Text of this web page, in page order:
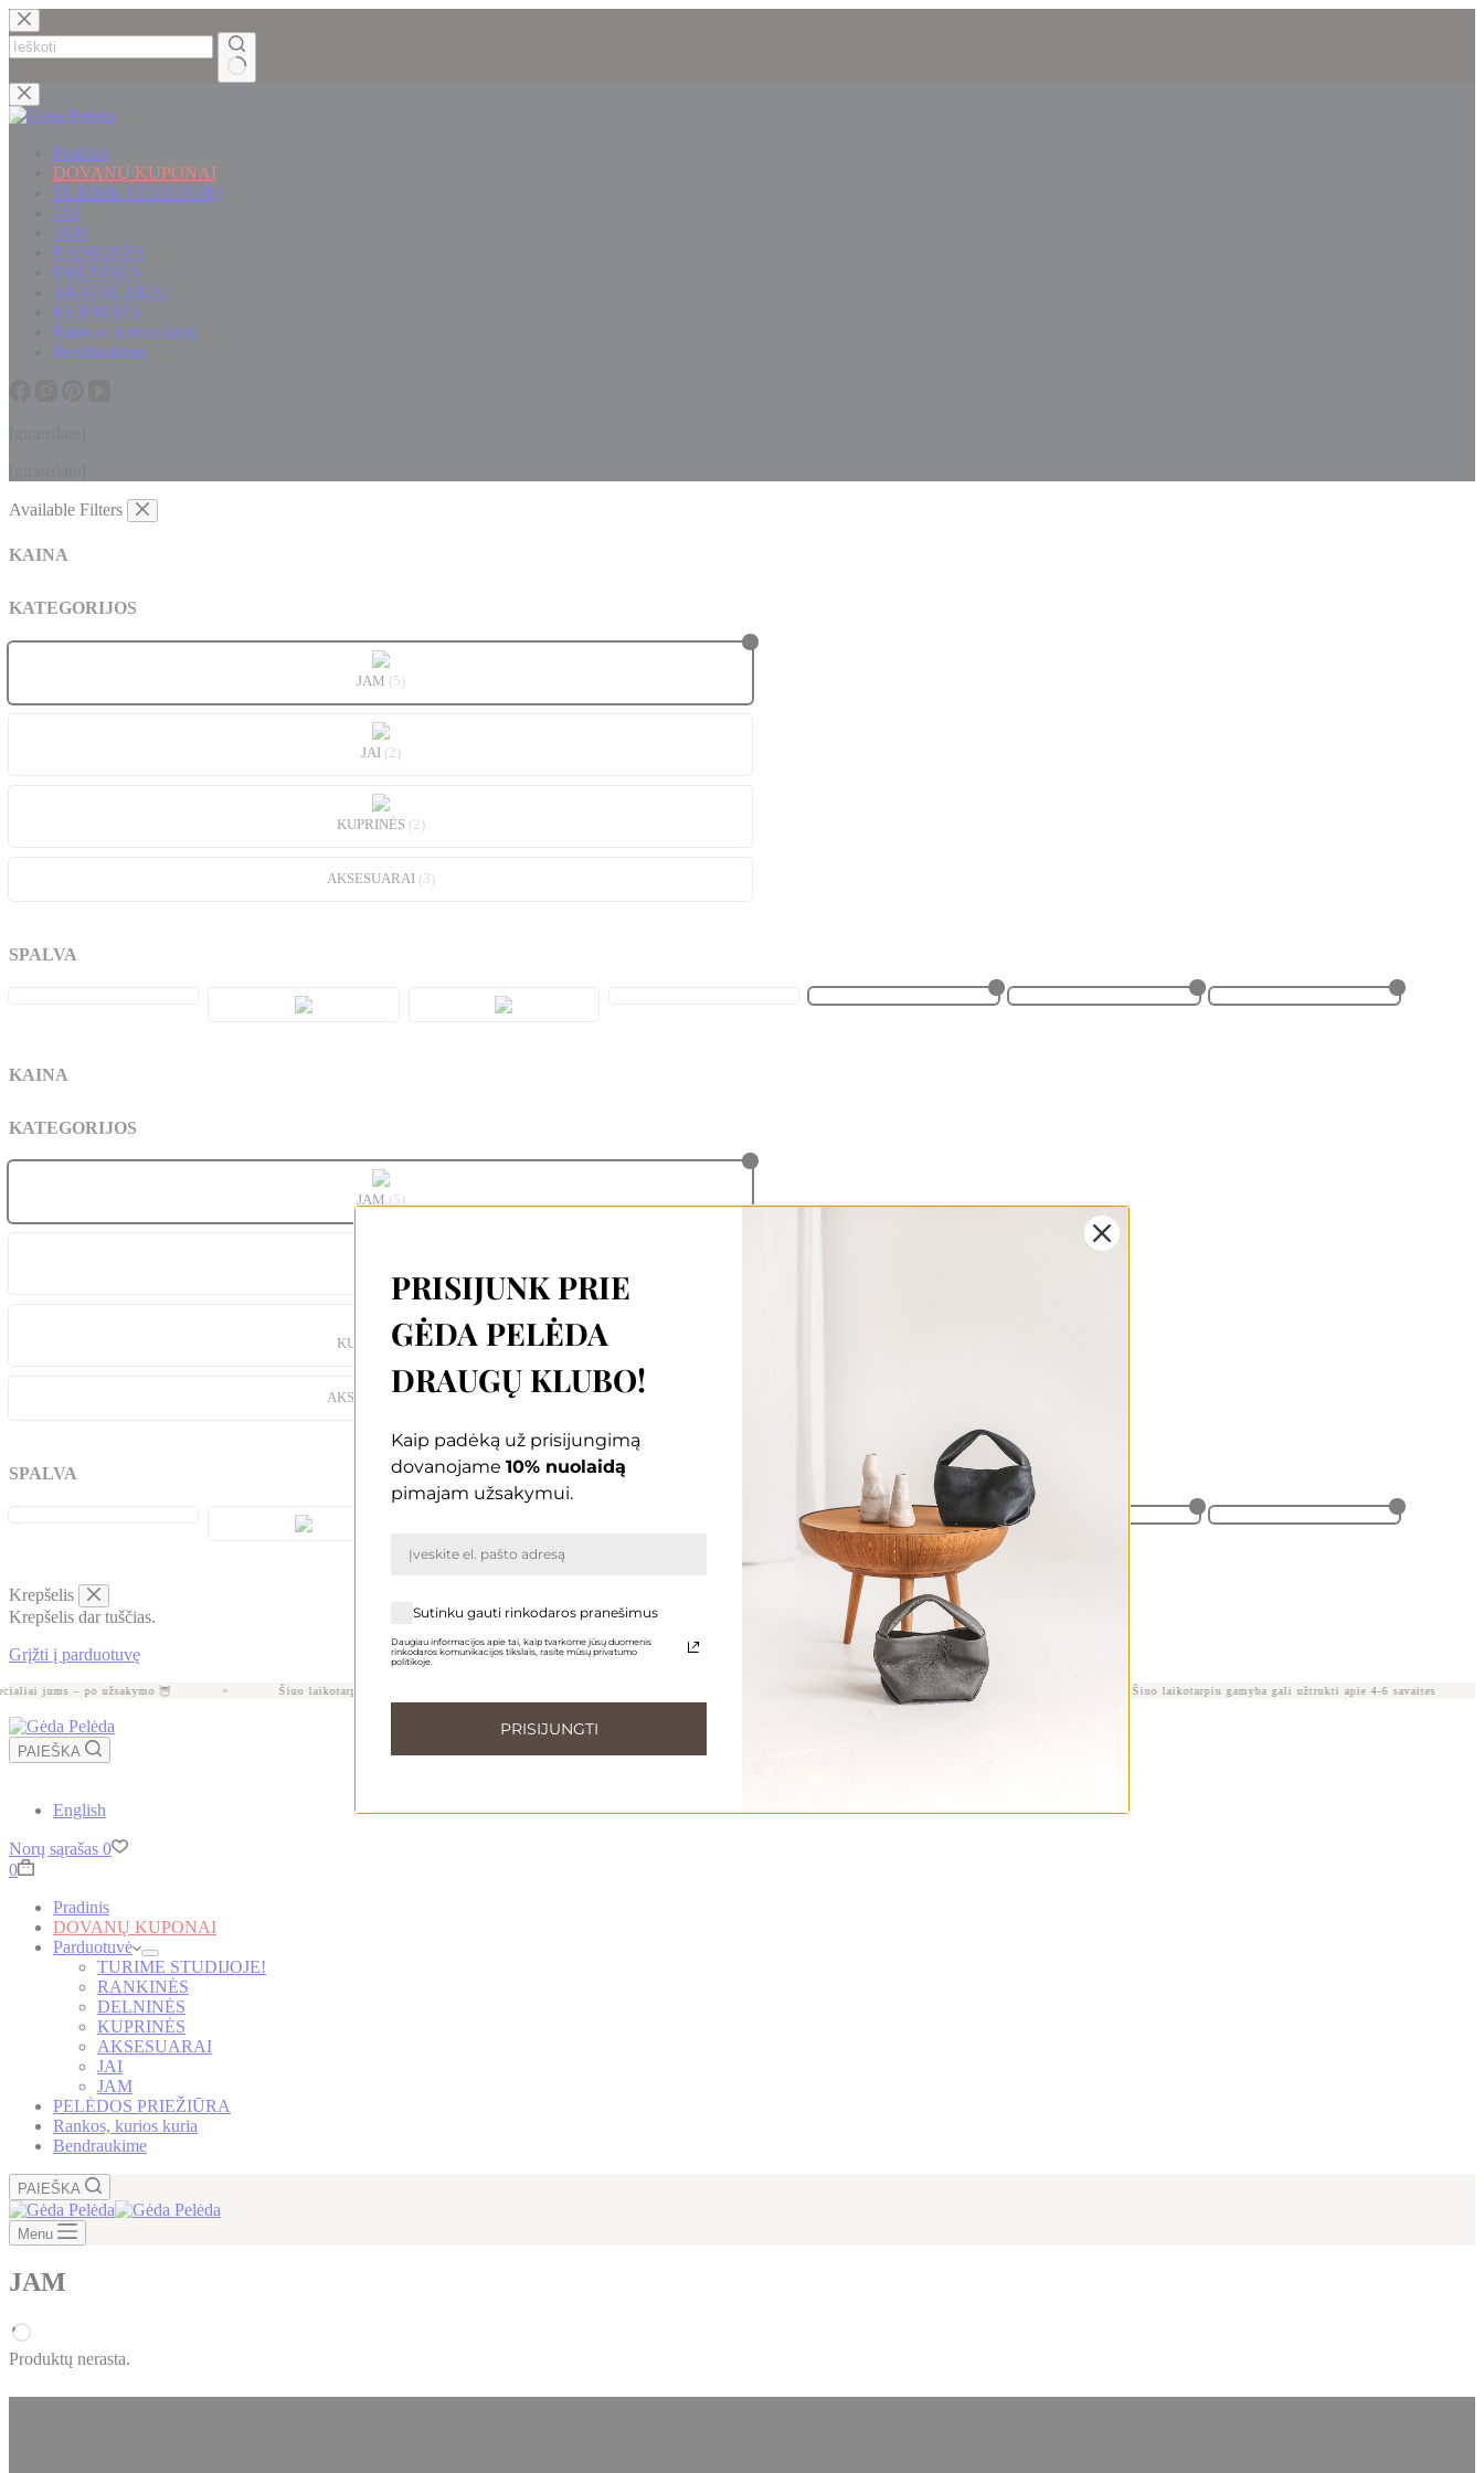
Skip
to
content
No
results
Pradinis
DOVANŲ KUPONAI
TURIME STUDIJOJE!
JAI
JAM
RANKINĖS
DELNINĖS
AKSESUARAI
KUPRINĖS
Rankos, kurios kuria
Bendraukime
Available Filters
KAINA
KATEGORIJOS
JAM (5)
JAI (2)
KUPRINĖS (2)
AKSESUARAI (3)
SPALVA
KAINA
KATEGORIJOS
JAM (5)
KUPRINĖS(2)
AKSESUARAI (3)
SPALVA
Krepšelis
Krepšelis dar tuščias.
Grįžti į parduotuvę
jums – po užsakymo 🦉 Šiuo laikotarpiu gamyba gali užtrukti apie 4-6 savaites Kiekviena rankinė kuriama specialiai jums – po užsakymo 🦉 Šiuo laikotarpiu gamyba gali užtrukti apie 4-6 savaites
PAIEŠKA
English
Norų sąrašas 0
Krepšelis
0
Pradinis
DOVANŲ KUPONAI
Parduotuvė
TURIME STUDIJOJE!
RANKINĖS
DELNINĖS
KUPRINĖS
AKSESUARAI
JAI
JAM
PELĖDOS PRIEŽIŪRA
Rankos, kurios kuria
Bendraukime
PAIEŠKA
Menu
JAM
Produktų nerasta.
PRISIJUNK PRIE
GĖDA PELĖDA
DRAUGŲ KLUBO!
Kaip padėką už prisijungimą
dovanojame 10% nuolaidą
pimajam užsakymui.
Sutinku gauti rinkodaros pranešimus
Daugiau informacijos apie tai, kaip tvarkome jūsų duomenis
rinkodaros komunikacijos tikslais, rasite mūsų privatumo
politikoje.
PRISIJUNGTI